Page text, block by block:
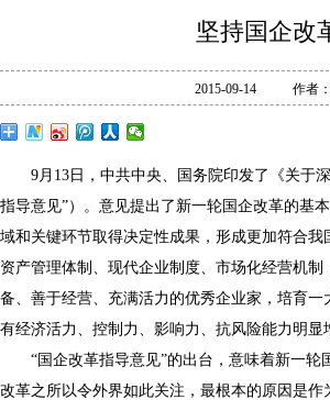
坚持国企改
2015-09-14 作者
9月13日，中共中央、国务院印发了《关于深
指导意见”）。意见提出了新一轮国企改革的基
域和关键环节取得决定性成果，形成更加符合
资产管理体制、现代企业制度、市场化经营机
备、善于经营、充满活力的优秀企业家，培育
有经济活力、控制力、影响力、抗风险能力明显
“国企改革指导意见”的出台，意味着新一轮
改革之所以令外界如此关注，最根本的原因是